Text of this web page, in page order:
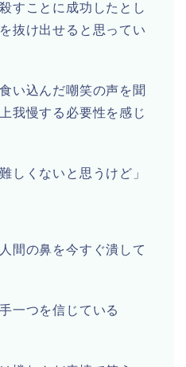
すことに成功したとし
抜け出せると思ってい
い込んだ嘲笑の声を聞
我慢する必要性を感じ
しくないと思うけど」
間の鼻を今すぐ潰して
一つを信じている